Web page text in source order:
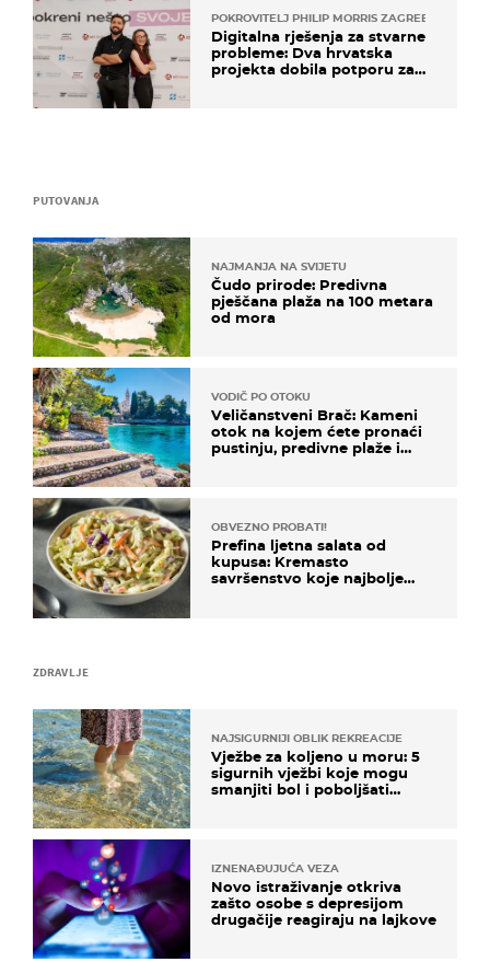
ZDRAVLJE
NAJSIGURNIJI OBLIK REKREACIJE
Vježbe za koljeno u moru: 5
sigurnih vježbi koje mogu
smanjiti bol i poboljšati
IZNENAĐUJUĆA VEZA
Novo istraživanje otkriva
zašto osobe s depresijom
drugačije reagiraju na lajkove
PUTOVANJA
NAJMANJA NA SVIJETU
Čudo prirode: Predivna
pješčana plaža na 100 metara
od mora
VODIČ PO OTOKU
Veličanstveni Brač: Kameni
otok na kojem ćete pronaći
pustinju, predivne plaže i
OBVEZNO PROBATI!
Prefina ljetna salata od
kupusa: Kremasto
savršenstvo koje najbolje
POKROVITELJ PHILIP MORRIS ZAGREB
Digitalna rješenja za stvarne
probleme: Dva hrvatska
projekta dobila potporu za